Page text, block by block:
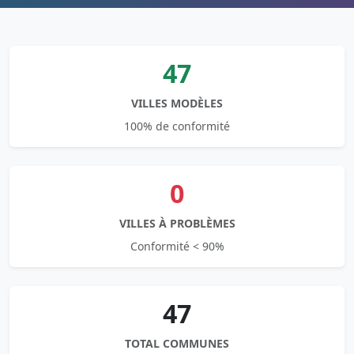
47
VILLES MODÈLES
100% de conformité
0
VILLES À PROBLÈMES
Conformité < 90%
47
TOTAL COMMUNES